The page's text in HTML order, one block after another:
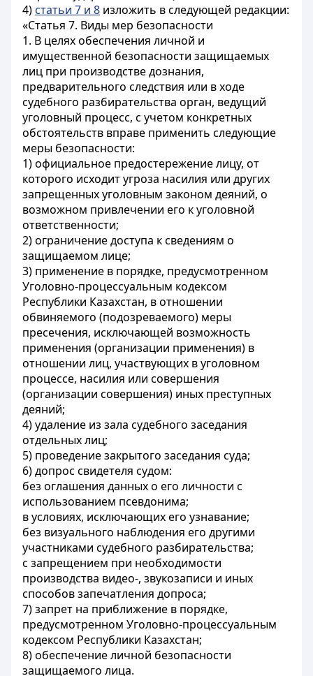
4) статьи 7 и 8 изложить в следующей редакции:
«Статья 7. Виды мер безопасности
1. В целях обеспечения личной и
имущественной безопасности защищаемых
лиц при производстве дознания,
предварительного следствия или в ходе
судебного разбирательства орган, ведущий
уголовный процесс, с учетом конкретных
обстоятельств вправе применить следующие
меры безопасности:
1) официальное предостережение лицу, от
которого исходит угроза насилия или других
запрещенных уголовным законом деяний, о
возможном привлечении его к уголовной
ответственности;
2) ограничение доступа к сведениям о
защищаемом лице;
3) применение в порядке, предусмотренном
Уголовно-процессуальным кодексом
Республики Казахстан, в отношении
обвиняемого (подозреваемого) меры
пресечения, исключающей возможность
применения (организации применения) в
отношении лиц, участвующих в уголовном
процессе, насилия или совершения
(организации совершения) иных преступных
деяний;
4) удаление из зала судебного заседания
отдельных лиц;
5) проведение закрытого заседания суда;
6) допрос свидетеля судом:
без оглашения данных о его личности с
использованием псевдонима;
в условиях, исключающих его узнавание;
без визуального наблюдения его другими
участниками судебного разбирательства;
с запрещением при необходимости
производства видео-, звукозаписи и иных
способов запечатления допроса;
7) запрет на приближение в порядке,
предусмотренном Уголовно-процессуальным
кодексом Республики Казахстан;
8) обеспечение личной безопасности
защищаемого лица.